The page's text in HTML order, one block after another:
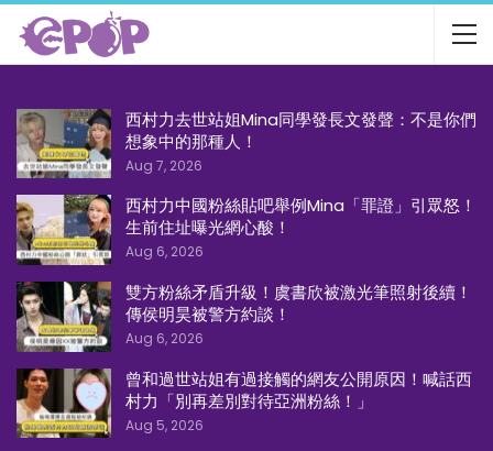
西村力去世站姐Mina同學發長文發聲：不是你們
想象中的那種人！
Aug 7, 2026
西村力中國粉絲貼吧舉例Mina「罪證」引眾怒！
生前住址曝光網心酸！
Aug 6, 2026
雙方粉絲矛盾升級！虞書欣被激光筆照射後續！
傳侯明昊被警方約談！
Aug 6, 2026
曾和過世站姐有過接觸的網友公開原因！喊話西
村力「別再差別對待亞洲粉絲！」
Aug 5, 2026